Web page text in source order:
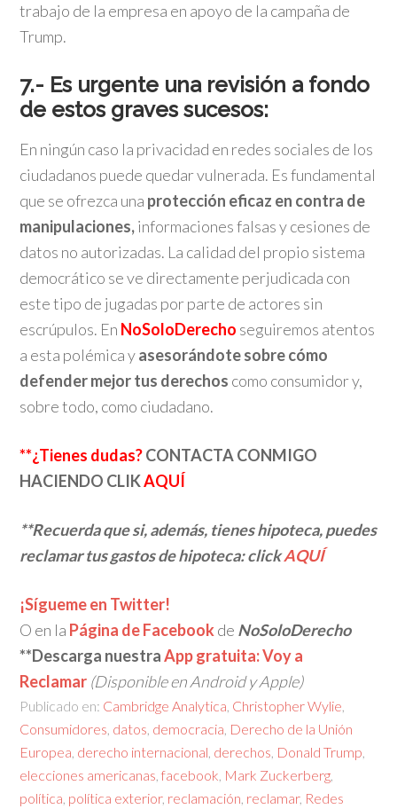
trabajo de la empresa en apoyo de la campaña de
Trump.
7.- Es urgente una revisión a fondo
de estos graves sucesos:
En ningún caso la privacidad en redes sociales de los
ciudadanos puede quedar vulnerada. Es fundamental
que se ofrezca una protección eficaz en contra de
manipulaciones,informaciones falsas y cesiones de
datos no autorizadas. La calidad del propio sistema
democrático se ve directamente perjudicada con
este tipo de jugadas por parte de actores sin
escrúpulos. En NoSoloDerecho seguiremos atentos
a esta polémica yasesorándote sobre cómo
defender mejor tus derechos como consumidor y,
sobre todo, como ciudadano.
**¿Tienes dudas?CONTACTA CONMIGO
HACIENDO CLIKAQUÍ
**Recuerda que si, además, tienes hipoteca, puedes
reclamar tus gastos de hipoteca: clickAQUÍ
¡Sígueme en Twitter!
O en la Página de Facebook de NoSoloDerecho
**Descarga nuestraApp gratuita: Voy a
Reclamar (Disponible en Android y Apple)
Publicado en: Cambridge Analytica Christopher Wylie
Consumidores datos democracia Derecho de la Unión
Europea derecho internacional derechos Donald Trump
elecciones americanas ,facebook Mark Zuckerberg
política política exterior, reclamación reclamar, Redes